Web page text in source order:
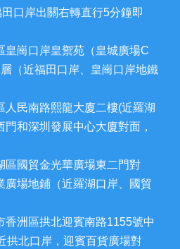
口岸出關右轉直行5分鐘即
皇崗口岸皇禦苑（皇城廣場C
（近福田口岸、皇崗口岸地鐵
人民南路熙龍大廈二樓(近羅湖
和深圳發展中心大廈對面，
區國貿金光華廣場東二門對
廣場地鋪（近羅湖口岸、國貿
香洲區拱北迎賓南路1155號中
拱北口岸，迎賓百貨廣場對